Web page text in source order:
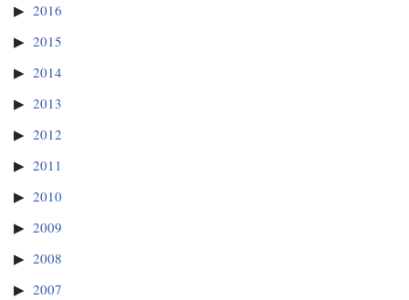
2016
2015
2014
2013
2012
2011
2010
2009
2008
2007